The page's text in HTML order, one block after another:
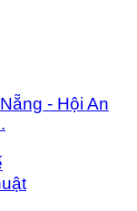
- Hội An